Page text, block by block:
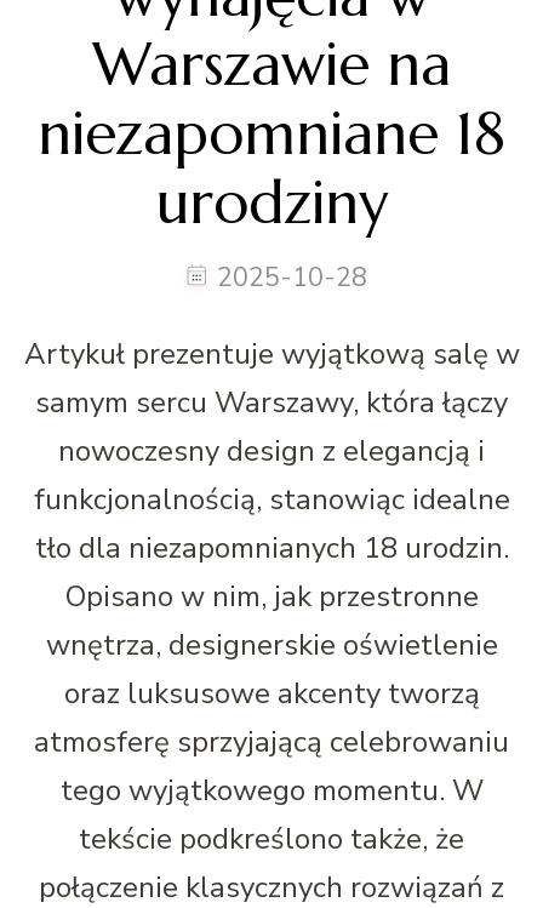
Warszawie na
niezapomniane 18
urodziny
2025-10-28
Artykuł prezentuje wyjątkową salę w
samym sercu Warszawy, która łączy
nowoczesny design z elegancją i
funkcjonalnością, stanowiąc idealne
tło dla niezapomnianych 18 urodzin.
Opisano w nim, jak przestronne
wnętrza, designerskie oświetlenie
oraz luksusowe akcenty tworzą
atmosferę sprzyjającą celebrowaniu
tego wyjątkowego momentu. W
tekście podkreślono także, że
połączenie klasycznych rozwiązań z